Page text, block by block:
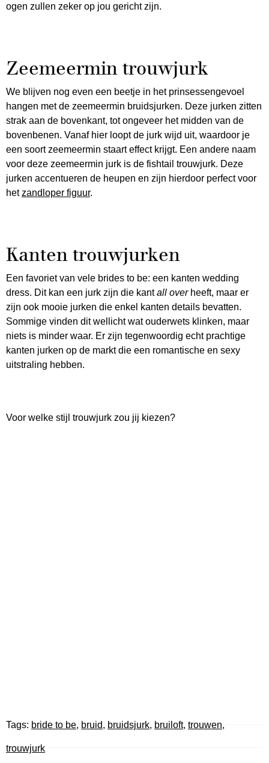
ogen zullen zeker op jou gericht zijn.
Zeemeermin trouwjurk
We blijven nog even een beetje in het prinsessengevoel
hangen met de zeemeermin bruidsjurken. Deze jurken zitten
strak aan de bovenkant, tot ongeveer het midden van de
bovenbenen. Vanaf hier loopt de jurk wijd uit, waardoor je
een soort zeemeermin staart effect krijgt. Een andere naam
voor deze zeemeermin jurk is de fishtail trouwjurk. Deze
jurken accentueren de heupen en zijn hierdoor perfect voor
hetzandloper figuur.
Kanten trouwjurken
Een favoriet van vele brides to be: een kanten wedding
dress. Dit kan een jurk zijn die kantall overheeft, maar er
zijn ook mooie jurken die enkel kanten details bevatten.
Sommige vinden dit wellicht wat ouderwets klinken, maar
niets is minder waar. Er zijn tegenwoordig echt prachtige
kanten jurken op de markt die een romantische en sexy
uitstraling hebben.
Voor welke stijl trouwjurk zou jij kiezen?
Tags: bride to be, bruid, bruidsjurk, bruiloft, trouwen,
trouwjurk